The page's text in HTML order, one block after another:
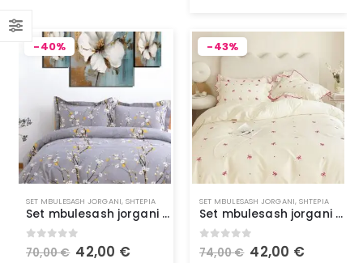
-40%
SET MBULESASH JORGANI, SHTEPIA
Set mbulesash jorgani të dyfishtë me dy anë me çarçaf të montuar, gri Alacati
0 out of 5
70,00€ 42,00 €
-43%
SET MBULESASH JORGANI, SHTEPIA
Set mbulesash jorgani teke të bardha 100% pambuk
0 out of 5
74,00€ 42,00 €